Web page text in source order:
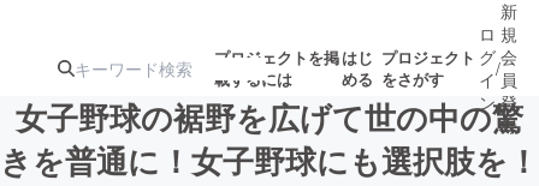
プロジェクトを掲
載するには
はじ
める
プロジェクト
をさがす
ロ
グ
イ
ン
/
新
規
会
員
登
録
女子野球の裾野を広げて世の中の驚
きを普通に！女子野球にも選択肢を！